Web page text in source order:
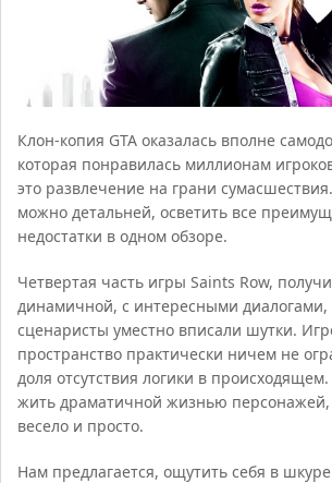
Клон-копия GTA оказалась вполне
которая понравилась миллионам
это развлечение на грани
можно детальней, осветить все
недостатки в одном обзоре.
Четвертая часть игры Saints Row,
динамичной, с интересными диалогами,
сценаристы уместно вписали шутки.
пространство практически ничем не
доля отсутствия логики в
жить драматичной жизнью персонажей,
весело и просто.
Нам предлагается, ощутить себя в